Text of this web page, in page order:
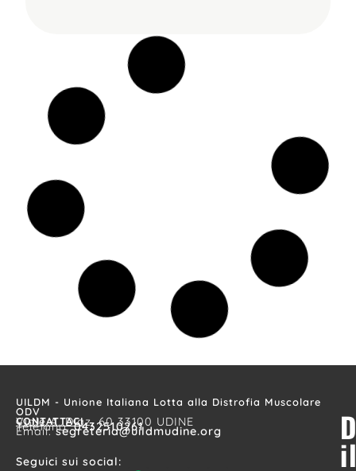
UILDM - Unione Italiana Lotta alla Distrofia Muscolare
ODV
CONTATTACI
Viale A. Diaz, 60 33100 UDINE
Telefono:0432510261
Email:segreteria@uildmudine.org
Seguici sui social: